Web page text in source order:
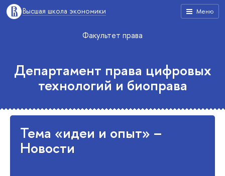
Меню
Высшая школа экономики
Факультет права
Департамент права цифровых
технологий и биоправа
Тема «идеи и опыт» –
Новости